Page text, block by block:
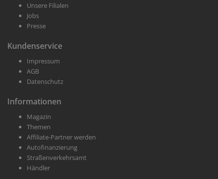
Unsere Filialen
Jobs
Presse
Kundenservice
Impressum
AGB
Datenschutz
Informationen
Magazin
Themen
Affiliate-Partner werden
Autofinanzierung
Straßenverkehrsamt
Händler